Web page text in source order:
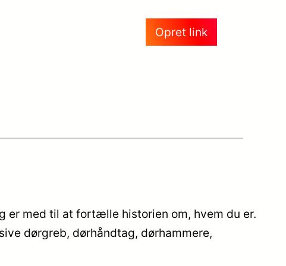
Opret link
er med til at fortælle historien om, hvem du er.
dørgreb, dørhåndtag, dørhammere,